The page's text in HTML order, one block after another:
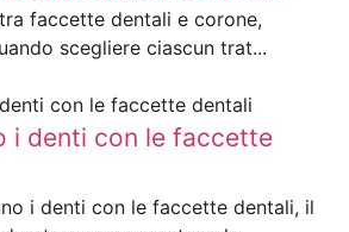
faccette dentali e corone,
scegliere ciascun trat...
i denti con le faccette
i denti con le faccette dentali, il